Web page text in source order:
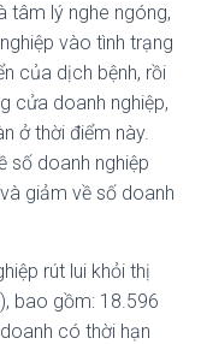
tâm lý nghe ngóng,
vào tình trạng
của dịch bệnh, rồi
cửa doanh nghiệp,
ở thời điểm này.
số doanh nghiệp
giảm về số doanh
rút lui khỏi thị
bao gồm: 18.596
có thời hạn